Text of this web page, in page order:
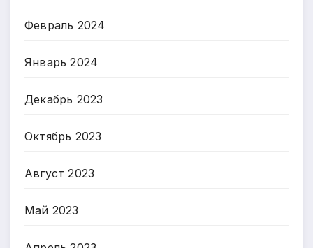
Февраль 2024
Январь 2024
Декабрь 2023
Октябрь 2023
Август 2023
Май 2023